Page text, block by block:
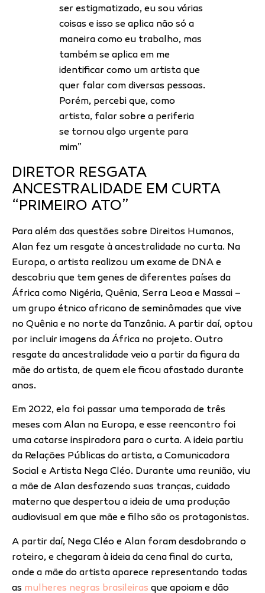
ser estigmatizado, eu sou várias
coisas e isso se aplica não só a
maneira como eu trabalho, mas
também se aplica em me
identificar como um artista que
quer falar com diversas pessoas.
Porém, percebi que, como
artista, falar sobre a periferia
se tornou algo urgente para
mim”
DIRETOR RESGATA
ANCESTRALIDADE EM CURTA
“PRIMEIRO ATO”
Para além das questões sobre Direitos Humanos,
Alan fez um resgate à ancestralidade no curta. Na
Europa, o artista realizou um exame de DNA e
descobriu que tem genes de diferentes países da
África como Nigéria, Quênia, Serra Leoa e Massai –
um grupo étnico africano de seminômades que vive
no Quênia e no norte da Tanzânia. A partir daí, optou
por incluir imagens da África no projeto. Outro
resgate da ancestralidade veio a partir da figura da
mãe do artista, de quem ele ficou afastado durante
anos.
Em 2022, ela foi passar uma temporada de três
meses com Alan na Europa, e esse reencontro foi
uma catarse inspiradora para o curta. A ideia partiu
da Relações Públicas do artista, a Comunicadora
Social e Artista Nega Cléo. Durante uma reunião, viu
a mãe de Alan desfazendo suas tranças, cuidado
materno que despertou a ideia de uma produção
audiovisual em que mãe e filho são os protagonistas.
A partir daí, Nega Cléo e Alan foram desdobrando o
roteiro, e chegaram à ideia da cena final do curta,
onde a mãe do artista aparece representando todas
as mulheres negras brasileiras que apoiam e dão